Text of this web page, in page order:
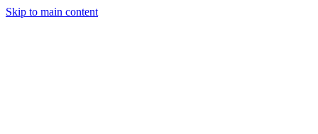
Skip to main content